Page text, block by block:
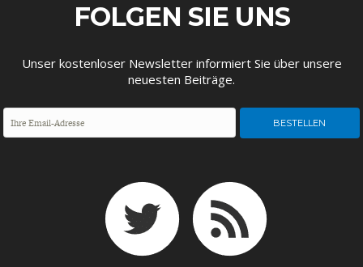
FOLGEN SIE UNS
Unser kostenloser Newsletter informiert Sie über unsere
neuesten Beiträge.